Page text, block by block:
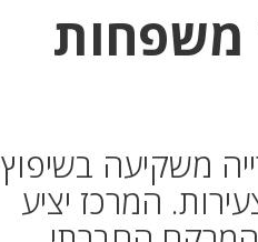
משפחות
משקיעה בשיפוץ
המרכז יציע